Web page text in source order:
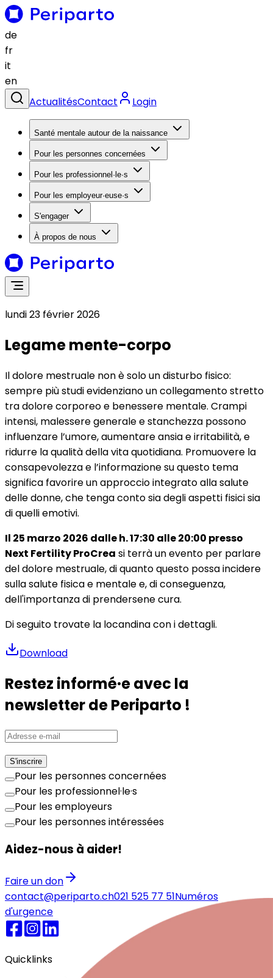
de
fr
it
en
ActualitésContact Login
Santé mentale autour de la naissance
Pour les personnes concernées
Pour les professionnel·le·s
Pour les employeur·euse·s
S'engager
À propos de nous
lundi 23 février 2026
Legame mente-corpo
Il dolore mestruale non è solo un disturbo fisico:
sempre più studi evidenziano un collegamento stretto
tra dolore corporeo e benessere mentale. Crampi
intensi, malessere generale e stanchezza possono
influenzare l’umore, aumentare ansia e irritabilità, e
ridurre la qualità della vita quotidiana. Promuovere la
consapevolezza e l’informazione su questo tema
significa favorire un approccio integrato alla salute
delle donne, che tenga conto sia degli aspetti fisici sia
di quelli emotivi.
Il 25 marzo 2026 dalle h. 17:30 alle 20:00 presso
Next Fertility ProCrea si terrà un evento per parlare
del dolore mestruale, di quanto questo possa incidere
sulla salute fisica e mentale e, di conseguenza,
dell'importanza di prendersene cura.
Di seguito trovate la locandina con i dettagli.
Download
Restez informé·e avec la
newsletter de Periparto !
S'inscrire
Pour les personnes concernées
Pour les professionnel·le·s
Pour les employeurs
Pour les personnes intéressées
Aidez-nous à aider!
Faire un don
contact@periparto.ch021 525 77 51Numéros
d'urgence
Quicklinks